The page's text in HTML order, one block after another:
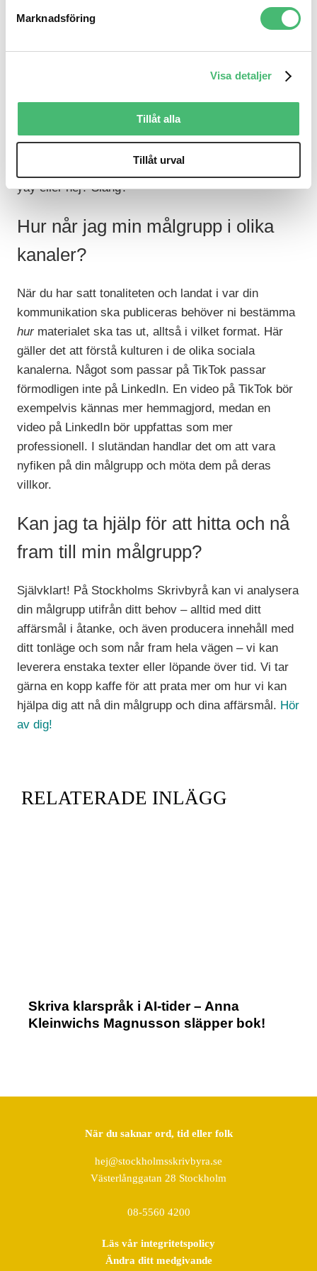
Marknadsföring
Visa detaljer
Tillåt alla
Tillåt urval
krävs ett grundligt strategiskt arbete där ni behöver
utropstecken i din kommunikation? Är förkortningar
yay eller nej? Slang?
Hur når jag min målgrupp i olika
kanaler?
När du har satt tonaliteten och landat i var din
kommunikation ska publiceras behöver ni bestämma
hur materialet ska tas ut, alltså i vilket format. Här
gäller det att förstå kulturen i de olika sociala
kanalerna. Något som passar på TikTok passar
förmodligen inte på LinkedIn. En video på TikTok bör
exempelvis kännas mer hemmagjord, medan en
video på LinkedIn bör uppfattas som mer
professionell. I slutändan handlar det om att vara
nyfiken på din målgrupp och möta dem på deras
villkor.
Kan jag ta hjälp för att hitta och nå
fram till min målgrupp?
Självklart! På Stockholms Skrivbyrå kan vi analysera
din målgrupp utifrån ditt behov – alltid med ditt
affärsmål i åtanke, och även producera innehåll med
ditt tonläge och som når fram hela vägen – vi kan
leverera enstaka texter eller löpande över tid. Vi tar
gärna en kopp kaffe för att prata mer om hur vi kan
hjälpa dig att nå din målgrupp och dina affärsmål. Hör
av dig!
RELATERADE INLÄGG
Skriva klarspråk i AI-tider – Anna
Kleinwichs Magnusson släpper bok!
När du saknar ord, tid eller folk
hej@stockholmsskrivbyra.se
Västerlånggatan 28 Stockholm
08-5560 4200
Läs vår integritetspolicy
Ändra ditt medgivande